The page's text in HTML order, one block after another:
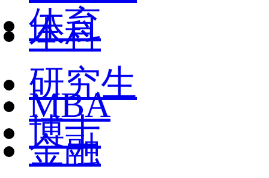
本科
研究生
博士
体育
MBA
金融